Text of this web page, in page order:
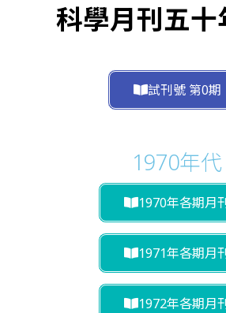
科學月刊五十
試刊號 第0期
1970年代
1970年各期月
1971年各期月
1972年各期月